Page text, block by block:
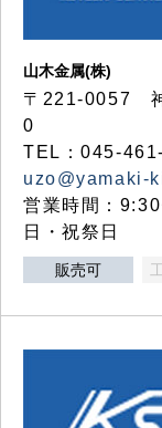
山木金属(株)
〒221-0057
0
TEL：045-
uzo@yamaki-
営業時間：
日・祝祭日
販売可